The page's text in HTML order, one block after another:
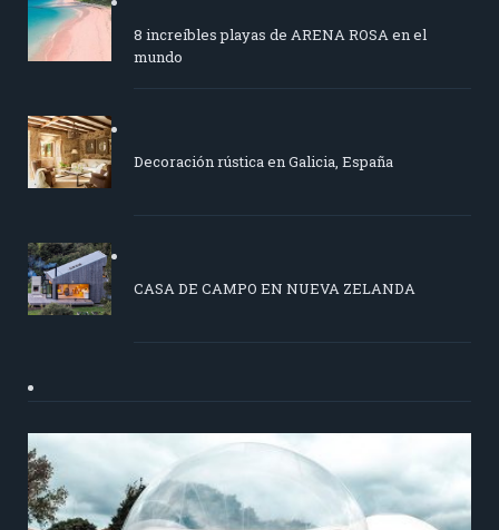
8 increíbles playas de ARENA ROSA en el
mundo
Decoración rústica en Galicia, España
CASA DE CAMPO EN NUEVA ZELANDA